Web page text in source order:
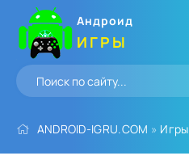
Андроид
ИГРЫ
ANDROID-IGRU.COM » Игры